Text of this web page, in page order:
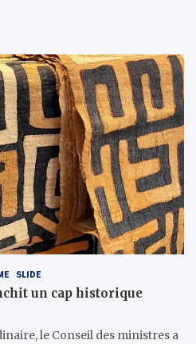
SLIDE
un cap historique
le Conseil des ministres a